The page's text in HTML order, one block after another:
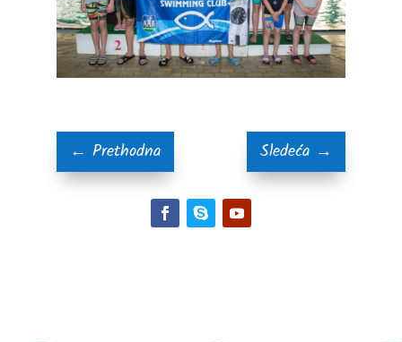
← Prethodna Sledeća →